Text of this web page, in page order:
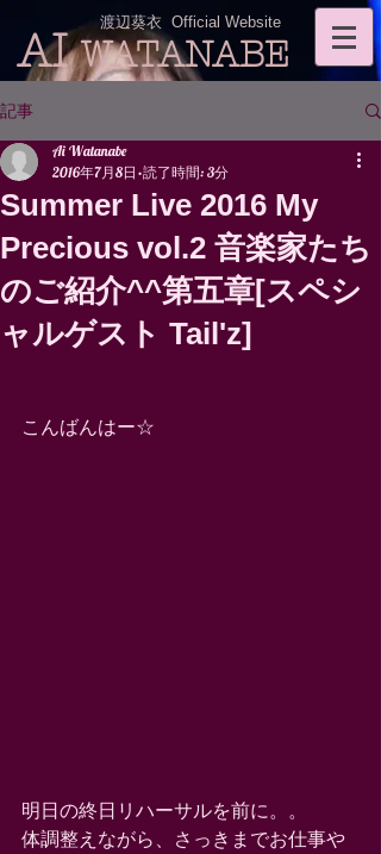
AI WATANABE
渡辺葵衣 Official Website
記事
Summer Live 2016 My
Precious vol.2 音楽家たち
のご紹介^^第五章[スペシ
ャルゲスト Tail'z]
Ai Watanabe
2016年7月8日 読了時間: 3分
こんばんはー☆
明日の終日リハーサルを前に。。
体調整えながら、さっきまでお仕事や